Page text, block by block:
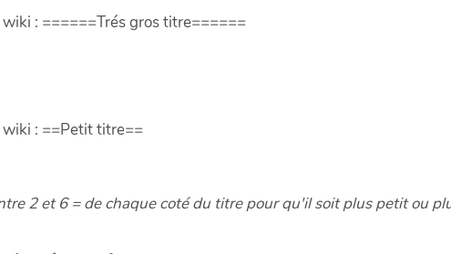
: ======Trés gros titre======
: ==Petit titre==
2 et 6 = de chaque coté du titre pour qu'il soit plus petit ou